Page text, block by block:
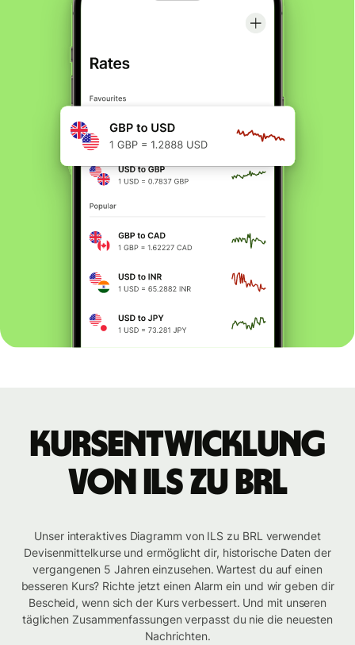
Kursentwicklung
von ILS zu BRL
Unser interaktives Diagramm von ILS zu BRL verwendet
Devisenmittelkurse und ermöglicht dir, historische Daten der
vergangenen 5 Jahren einzusehen. Wartest du auf einen
besseren Kurs? Richte jetzt einen Alarm ein und wir geben dir
Bescheid, wenn sich der Kurs verbessert. Und mit unseren
täglichen Zusammenfassungen verpasst du nie die neuesten
Nachrichten.